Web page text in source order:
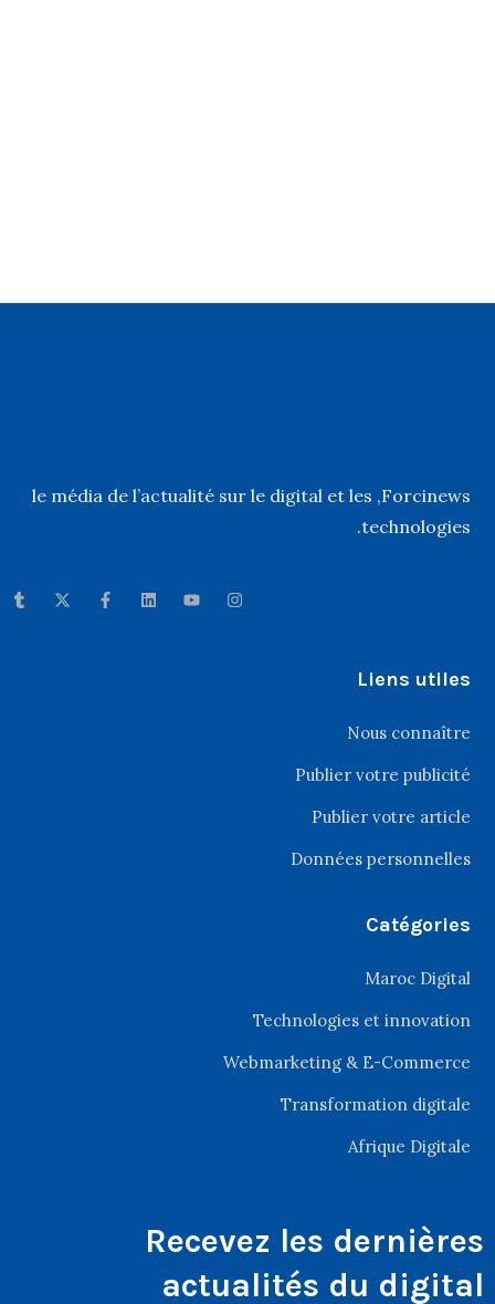
Forcinews
, le média de l’actualité sur le digital et les
technologies.
Liens utiles
Nous connaître
Publier votre publicité
Publier votre article
Données personnelles
Catégories
Maroc Digital
Technologies et innovation
Webmarketing & E-Commerce
Transformation digitale
Afrique Digitale
Recevez les dernières
actualités du digital